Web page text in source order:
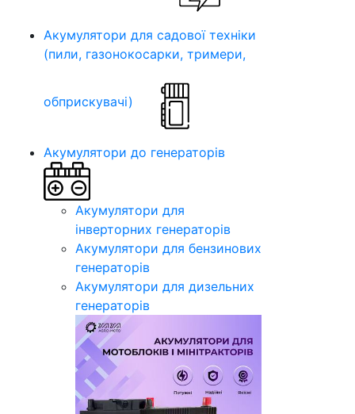
Акумулятори для садової техніки
(пили, газонокосарки, тримери,
обприскувачі)
Акумулятори до генераторів
Акумулятори для
інверторних генераторів
Акумулятори для бензинових
генераторів
Акумулятори для дизельних
генераторів